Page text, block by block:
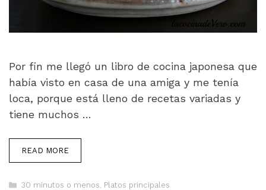
Por fin me llegó un libro de cocina japonesa que
había visto en casa de una amiga y me tenía
loca, porque está lleno de recetas variadas y
tiene muchos …
READ MORE
Categorías
30 minutos o menos, Platos principales